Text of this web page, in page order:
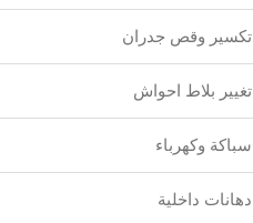
تكسير وقص جدران
تغيير بلاط احواش
سباكة وكهرباء
دهانات داخلية